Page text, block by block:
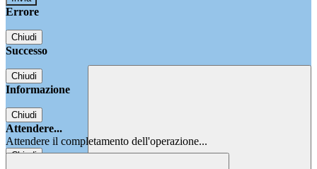
Errore
Chiudi
Successo
Chiudi
Informazione
Chiudi
Attendere...
Attendere il completamento dell'operazione...
Chiudi